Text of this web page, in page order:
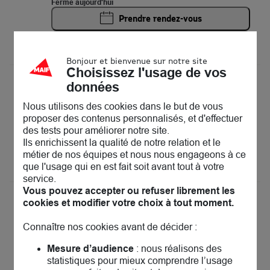
Fermé aujourd'hui
Prendre rendez-vous
20.27 km
MAIF Assurances Antony
92160 Antony
Fermé aujourd'hui
Prendre rendez-vous
Voir plus
14
21.06 km
MAIF Assurances Kremlin-Bicêtre
94270 Le Kremlin-Bicêtre
Prendre rendez-vous
Bonjour et bienvenue sur notre site
Choisissez l'usage de vos
données
Nous utilisons des cookies dans le but de vous
proposer des contenus personnalisés, et d'effectuer
des tests pour améliorer notre site.
Ils enrichissent la qualité de notre relation et le
métier de nos équipes et nous nous engageons à ce
que l'usage qui en est fait soit avant tout à votre
service.
Vous pouvez accepter ou refuser librement les
cookies et modifier votre choix à tout moment.
Connaître nos cookies avant de décider :
Mesure d’audience: nous réalisons des
statistiques pour mieux comprendre l’usage